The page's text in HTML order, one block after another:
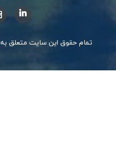
تمام حقوق این سایت متعلق به